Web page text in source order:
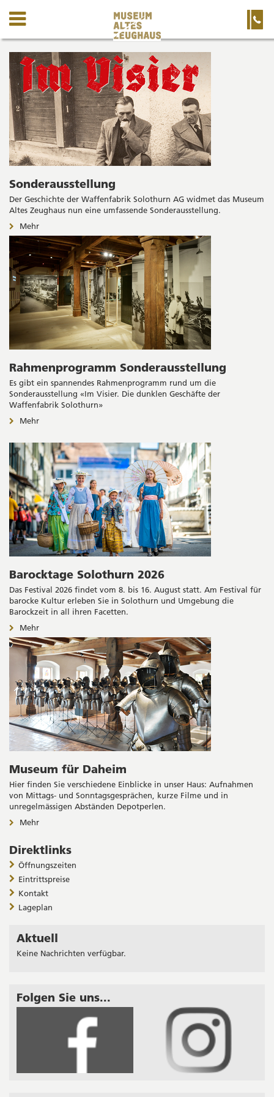
Kanton
Solothurn
Wichtige
Seiten
Startseite
Hauptnavigation
Inhalt
Sitemap
Suche
Navigation
und
Suche
Navigation
museum-
alteszeughaus
Sonderausstellung
Der Geschichte der Waffenfabrik Solothurn AG widmet das Museum
Altes Zeughaus nun eine umfassende Sonderausstellung.
Mehr
Rahmenprogramm Sonderausstellung
Es gibt ein spannendes Rahmenprogramm rund um die
Sonderausstellung «Im Visier. Die dunklen Geschäfte der
Waffenfabrik Solothurn»
Mehr
Barocktage Solothurn 2026
Das Festival 2026 findet vom 8. bis 16. August statt. Am Festival für
barocke Kultur erleben Sie in Solothurn und Umgebung die
Barockzeit in all ihren Facetten.
Mehr
Museum für Daheim
Hier finden Sie verschiedene Einblicke in unser Haus: Aufnahmen
von Mittags- und Sonntagsgesprächen, kurze Filme und in
unregelmässigen Abständen Depotperlen.
Mehr
Direktlinks
Öffnungszeiten
Eintrittspreise
Kontakt
Lageplan
Aktuell
Keine Nachrichten verfügbar.
Folgen Sie uns...